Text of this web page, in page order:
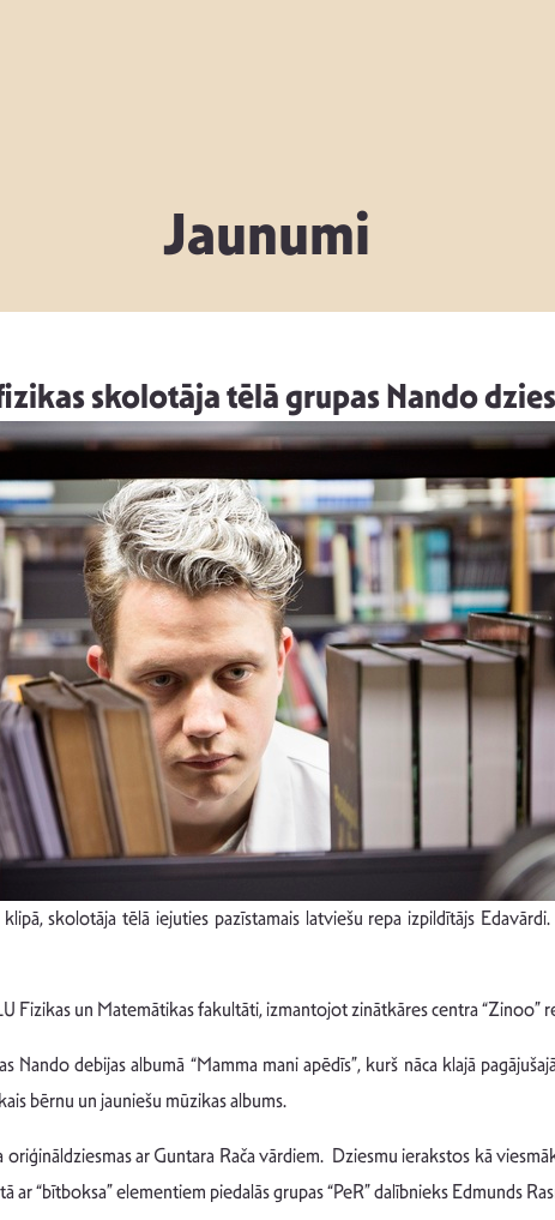
Jaunumi
skolotāja tēlā grupas Nando
skolotāja tēlā iejuties pazīstamais latviešu repa izpildītājs
Fizikas un Matemātikas fakultāti, izmantojot zinātkāres centra “Zinoo”
debijas albumā “Mamma mani apēdīs”, kurš nāca klajā
bērnu un jauniešu mūzikas albums.
ar Guntara Rača vārdiem. Dziesmu ierakstos kā
“bītboksa” elementiem piedalās grupas “PeR” dalībnieks Edmunds